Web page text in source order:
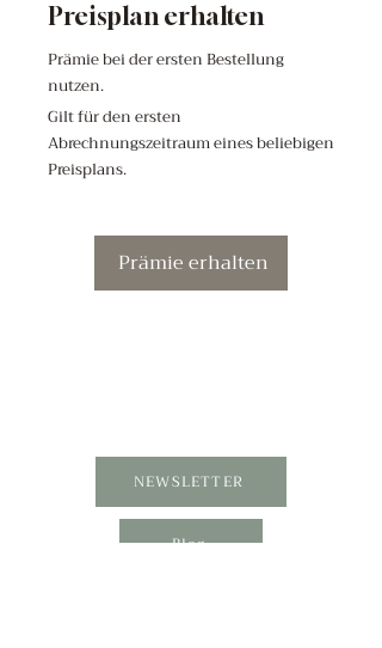
Preisplan erhalten
Prämie bei der ersten Bestellung
nutzen.
Prämie erhalten
Gilt für den ersten
Abrechnungszeitraum eines beliebigen
Preisplans.
NEWSLETTER
Blog